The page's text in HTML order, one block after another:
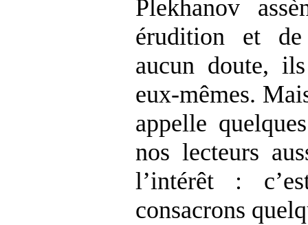
Plekhanov
érudition et
aucun doute,
eux-mêmes.
appelle
nos lecteurs
l’intérêt :
consacrons